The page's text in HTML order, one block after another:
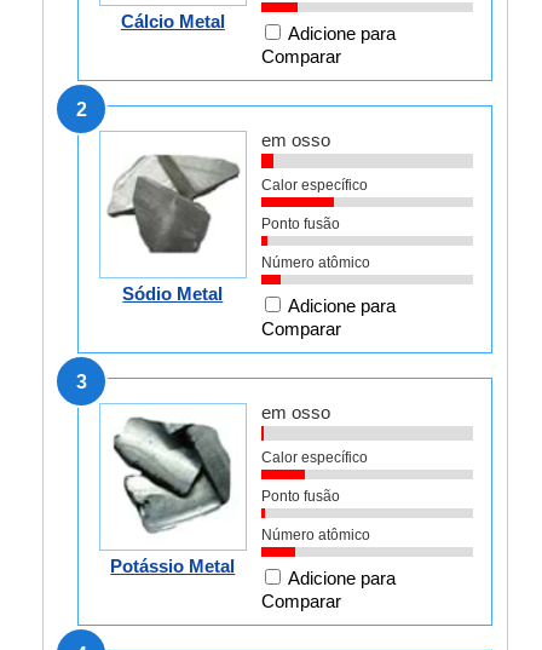
Cálcio Metal
Adicione para
Comparar
2
Sódio Metal
em osso
Calor específico
Ponto fusão
Número atômico
Adicione para
Comparar
3
Potássio Metal
em osso
Calor específico
Ponto fusão
Número atômico
Adicione para
Comparar